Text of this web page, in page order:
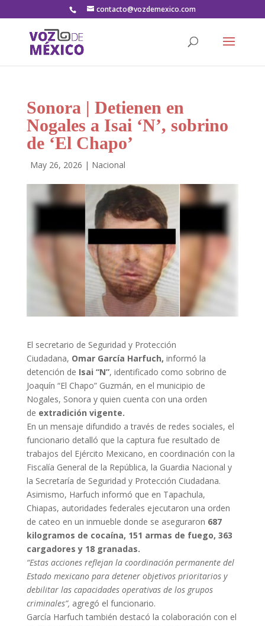
contacto@vozdemexico.com
Sonora | Detienen en
Nogales a Isai ‘N’, sobrino
de ‘El Chapo’
May 26, 2026 | Nacional
El secretario de Seguridad y Protección
Ciudadana, Omar García Harfuch, informó la
detención de Isai “N”, identificado como sobrino de
Joaquín “El Chapo” Guzmán, en el municipio de
Nogales, Sonora y quien cuenta con una orden
de extradición vigente.
En un mensaje difundido a través de redes sociales, el
funcionario detalló que la captura fue resultado de
trabajos del Ejército Mexicano, en coordinación con la
Fiscalía General de la República, la Guardia Nacional y
la Secretaría de Seguridad y Protección Ciudadana.
Asimismo, Harfuch informó que en Tapachula,
Chiapas, autoridades federales ejecutaron una orden
de cateo en un inmueble donde se aseguraron 687
kilogramos de cocaína, 151 armas de fuego, 363
cargadores y 18 granadas.
“Estas acciones reflejan la coordinación permanente del
Estado mexicano para detener objetivos prioritarios y
debilitar las capacidades operativas de los grupos
criminales”, agregó el funcionario.
García Harfuch también destacó la colaboración con el